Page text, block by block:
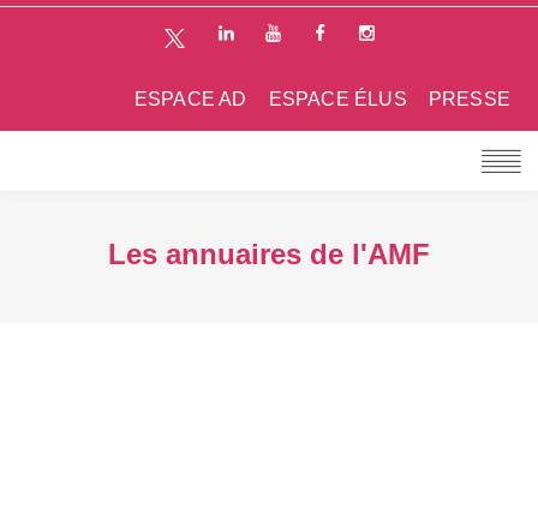
PRESSE
ESPACE ÉLUS
ESPACE AD
Les annuaires de l'AMF